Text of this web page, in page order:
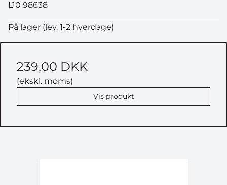
L10 98638
På lager (lev. 1-2 hverdage)
239,00 DKK
(ekskl. moms)
Vis produkt